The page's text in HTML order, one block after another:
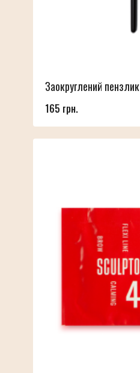
Заокруглений
165 грн.